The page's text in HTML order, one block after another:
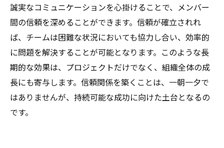
誠実なコミュニケーションを心掛けることで、メンバー
間の信頼を深めることができます。信頼が確立されれ
ば、チームは困難な状況においても協力し合い、効率的
に問題を解決することが可能となります。このような長
期的な効果は、プロジェクトだけでなく、組織全体の成
長にも寄与します。信頼関係を築くことは、一朝一夕で
はありませんが、持続可能な成功に向けた土台となるの
です。